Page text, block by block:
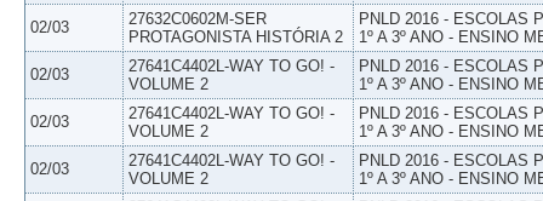
02/03
27632C0602M-SER
PROTAGONISTA HISTÓRIA 2
PNLD 2016 - ESCOLAS
1º A 3º ANO - ENSINO
02/03
27641C4402L-WAY TO GO! -
VOLUME 2
PNLD 2016 - ESCOLAS
1º A 3º ANO - ENSINO
02/03
27641C4402L-WAY TO GO! -
VOLUME 2
PNLD 2016 - ESCOLAS
1º A 3º ANO - ENSINO
02/03
27641C4402L-WAY TO GO! -
VOLUME 2
PNLD 2016 - ESCOLAS
1º A 3º ANO - ENSINO